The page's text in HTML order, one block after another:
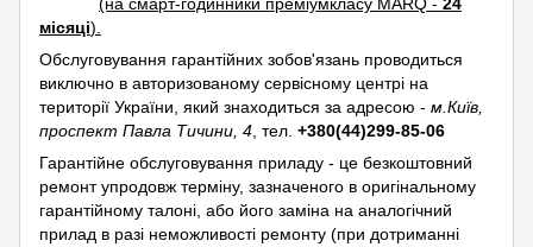
місяці).
Обслуговування гарантійних зобов'язань проводиться
виключно в авторизованому сервісному центрі на
території України, який знаходиться за адресою - м.Київ,
проспект Павла Тичини, 4 , тел. +380(44)299-85-06
Гарантійне обслуговування приладу - це безкоштовний
ремонт упродовж терміну, зазначеного в оригінальному
гарантійному талоні, або його заміна на аналогічний
прилад в разі неможливості ремонту (при дотриманні